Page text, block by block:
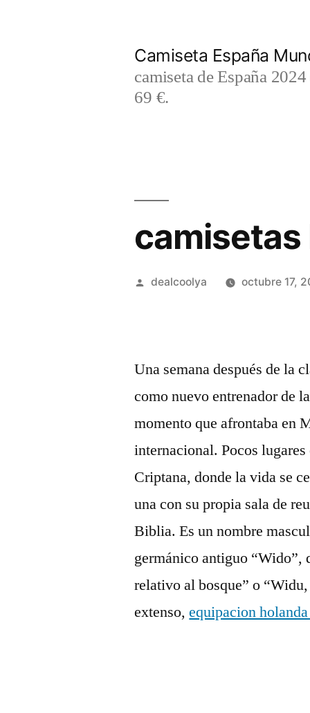
Camiseta España
camiseta de España
69 €.
Publicado
dealcoolya octubre 17,
Una semana después de la
como nuevo entrenador de
momento que afrontaba en
internacional. Pocos
Criptana, donde la vida se
una con su propia sala de
Biblia. Es un nombre
germánico antiguo “Wido”,
relativo al bosque” o
extenso,equipacion